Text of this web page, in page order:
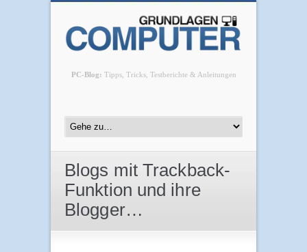
PC-Blog: Tipps, Tricks, Testberichte & Anleitungen
Blogs mit Trackback-
Funktion und ihre
Blogger…